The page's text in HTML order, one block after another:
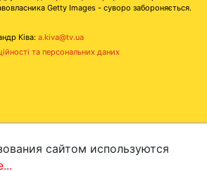
Getty Images - суворо забороняється.
Ківа: a.kiva@tv.ua
та персональних даних
сайтом используются